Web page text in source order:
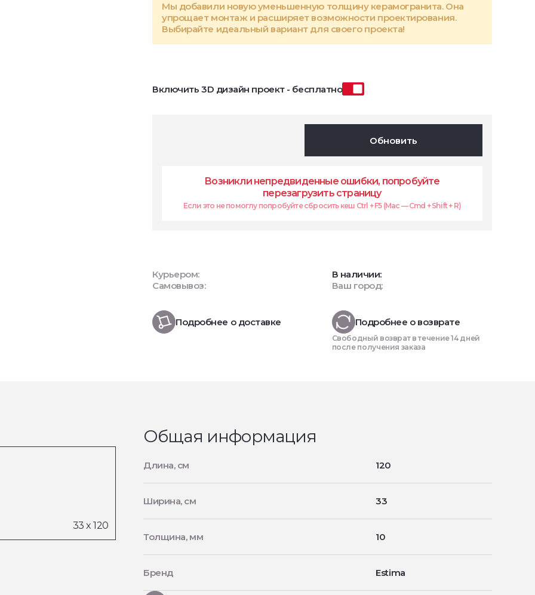
Мы добавили новую уменьшенную толщину керамогранита. Она
упрощает монтаж и расширяет возможности проектирования.
Выбирайте идеальный вариант для своего проекта!
Включить 3D дизайн проект - бесплатно
Обновить
Возникли непредвиденные ошибки, попробуйте
перезагрузить страницу
Если это не помоглу попробуйте сбросить кеш Ctrl + F5 (Mac — Cmd + Shift + R)
Курьером:
Самовывоз:
В наличии:
Ваш город:
Подробнее о доставке Подробнее о возврате
Свободный возврат в течение 14 дней
после получения заказа
Общая информация
Длина, см 120
Ширина, см 33
Толщина, мм 10
Бренд Estima